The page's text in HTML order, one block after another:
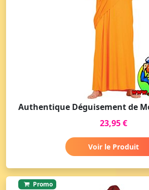
23,95 €
Voir le Produit
Promo